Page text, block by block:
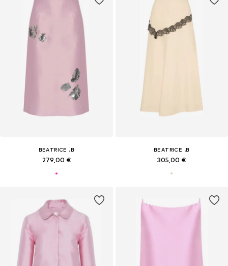
BEATRICE .B
279,00 €
BEATRICE .B
305,00 €